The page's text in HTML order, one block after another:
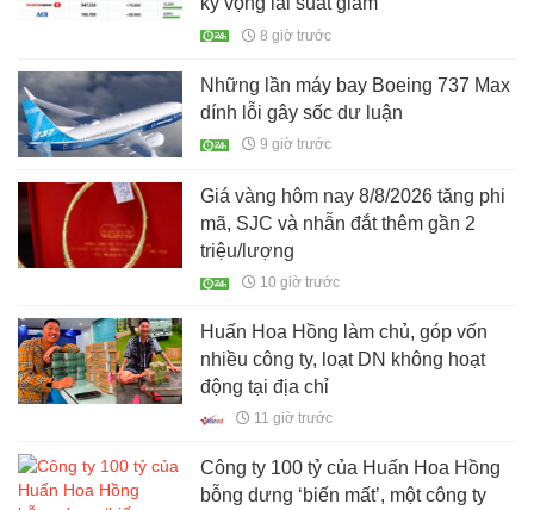
8 giờ trước
Những lần máy bay Boeing 737 Max
dính lỗi gây sốc dư luận
9 giờ trước
Giá vàng hôm nay 8/8/2026 tăng phi
mã, SJC và nhẫn đắt thêm gần 2
triệu/lượng
10 giờ trước
Huấn Hoa Hồng làm chủ, góp vốn
nhiều công ty, loạt DN không hoạt
động tại địa chỉ
11 giờ trước
Công ty 100 tỷ của Huấn Hoa Hồng
bỗng dưng ‘biến mất’, một công ty